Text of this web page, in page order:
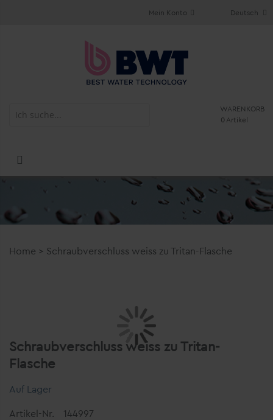
Deutsch
Mein Konto
WARENKORB
0 Artikel
Home > Schraubverschluss weiss zu Tritan-Flasche
Schraubverschluss weiss zu Tritan-
Flasche
Auf Lager
Artikel-Nr.
144997